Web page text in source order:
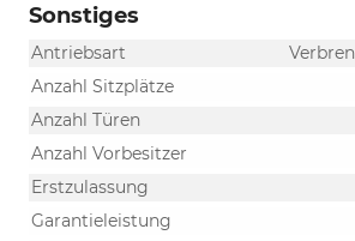
Sonstiges
Antriebsart
Anzahl Sitzplätze
Anzahl Türen
Anzahl Vorbesitzer
Erstzulassung
Garantieleistung